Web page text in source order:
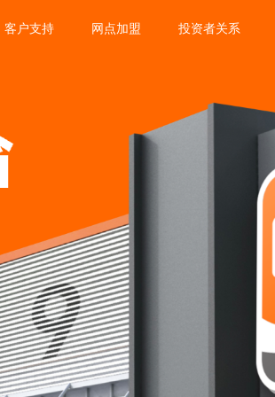
客户支持 网点加盟 投资者关系